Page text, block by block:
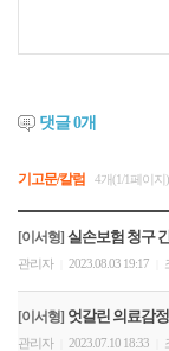
댓글0개
기고문/칼럼 4개(1/1페이지)
[이서형] 실손보험 청구
관리자 2023.08.03 19:17
[이서형] 엇갈린 의료감
관리자 2023.07.10 18:33